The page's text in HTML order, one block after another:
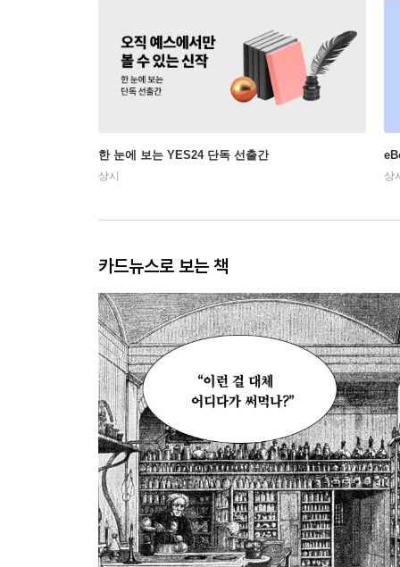
한 눈에 보는 YES24 단독 선출간
상시 상
카드뉴스로 보는 책